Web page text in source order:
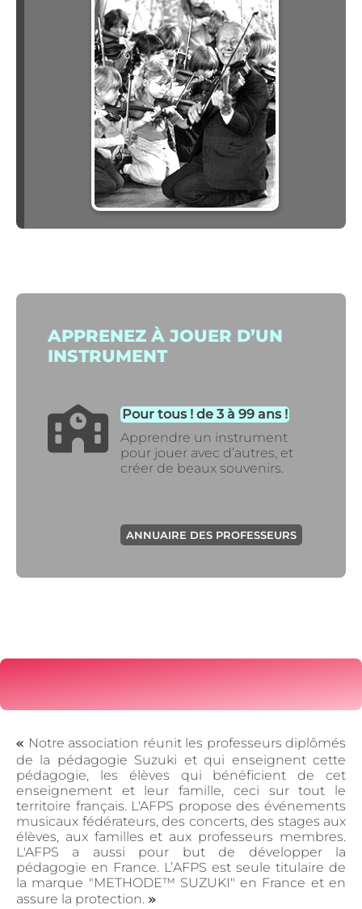
APPRENEZ À JOUER D’UN
INSTRUMENT
Pour tous ! de 3 à 99 ans !
Apprendre un instrument
pour jouer avec d’autres, et
créer de beaux souvenirs.
ANNUAIRE DES PROFESSEURS
« Notre association réunit les professeurs diplômés
de la pédagogie Suzuki et qui enseignent cette
pédagogie, les élèves qui bénéficient de cet
enseignement et leur famille, ceci sur tout le
territoire français. L'AFPS propose des événements
musicaux fédérateurs, des concerts, des stages aux
élèves, aux familles et aux professeurs membres.
L'AFPS a aussi pour but de développer la
pédagogie en France. L’AFPS est seule titulaire de
la marque "METHODE™ SUZUKI" en France et en
assure la protection. »